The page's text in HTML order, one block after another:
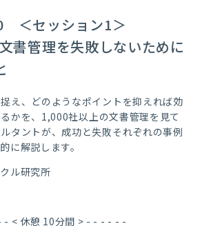
＜セッション1＞
書管理を失敗しないために
え、どのようなポイントを抑えれば効
かを、1,000社以上の文書管理を見て
タントが、成功と失敗それぞれの事例
に解説します。
ル研究所
< 休憩 10分間 > - - - - - -